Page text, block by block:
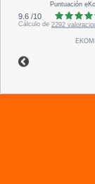
Puntuación
9.6 /10
Cálculo de 2292
EKOMI